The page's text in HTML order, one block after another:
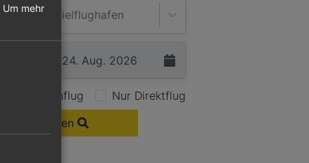
Zielflughafen
Nur Hinflug
Nur Direktflug
Flüge suchen
Um mehr